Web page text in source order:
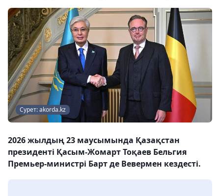
Сурет: akorda.kz
2026 жылдың 23 маусымында Қазақстан
президенті Қасым-Жомарт Тоқаев Бельгия
Премьер-министрі Барт де Вевермен кездесті.